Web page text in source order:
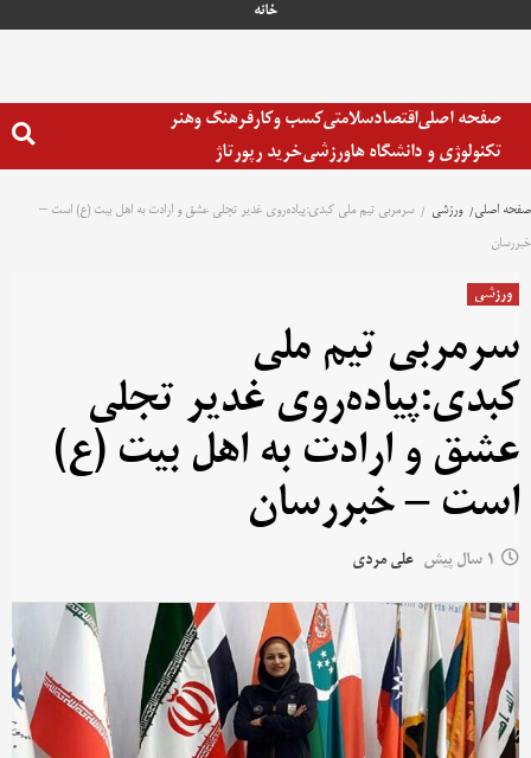
خانه
صفحه اصلیاقتصادسلامتیکسب وکارفرهنگ وهنر
تکنولوژی و دانشگاه هاورزشیخرید رپورتاژ
صفحه اصلی ورزشی
سرمربی تیم ملی کبدی:پیاده‌روی غدیر تجلی عشق و ارادت به اهل بیت (ع) است –
خبررسان
ورزشی
سرمربی تیم ملی
کبدی:پیاده‌روی غدیر تجلی
عشق و ارادت به اهل بیت (ع)
است – خبررسان
1 سال پیش علی مردی